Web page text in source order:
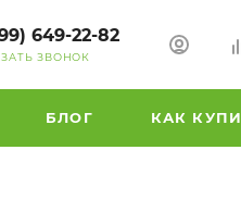
649-22-82
ЗВОНОК
БЛОГ КАК